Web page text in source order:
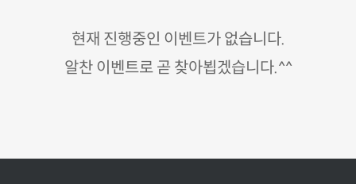
현재 진행중인 이벤트가 없습니다.
알찬 이벤트로 곧 찾아뵙겠습니다.^^